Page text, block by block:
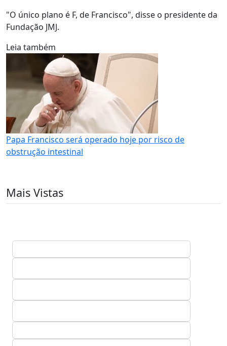
"O único plano é F, de Francisco", disse o presidente da
Fundação JMJ.
Leia também
Papa Francisco será operado hoje por risco de
obstrução intestinal
Mais Vistas